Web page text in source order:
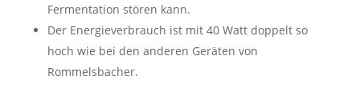
Fermentation stören kann.
Der Energieverbrauch ist mit 40 Watt doppelt so
hoch wie bei den anderen Geräten von
Rommelsbacher.